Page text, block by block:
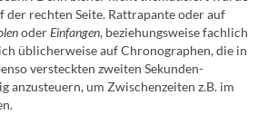
rechten Seite. Rattrapante oder auf
oderEinfangen, beziehungsweise fachlich
üblicherweise auf Chronographen, die in
versteckten zweiten Sekunden-
anzusteuern, um Zwischenzeiten z.B. im